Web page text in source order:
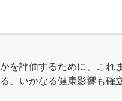
を評価するために、これ
、いかなる健康影響も確